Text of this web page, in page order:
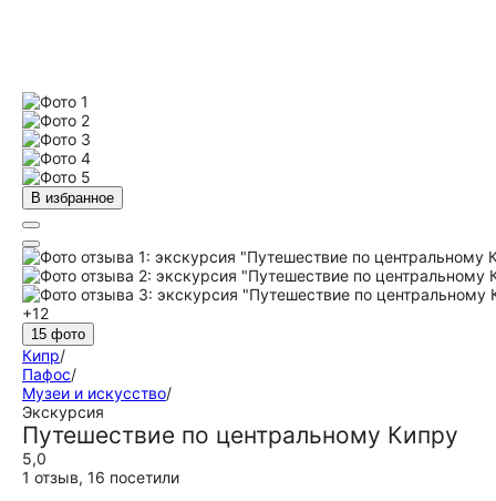
В избранное
+12
15 фото
Кипр/
Пафос/
Музеи и искусство/
Экскурсия
Путешествие по центральному Кипру
5,0
1 отзыв, 16 посетили